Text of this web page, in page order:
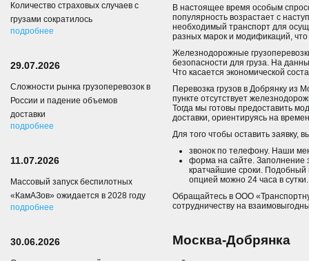
В настоящее время особым
популярность возрастает с
необходимый транспорт для
разных марок и модификаций, что
Железнодорожные
безопасности для груза. На
Что касается экономической
Перевозка грузов в Добрянку из
пункте отсутствует
Тогда мы готовы предоставить
доставки, ориентируясь на
Для того чтобы оставить заявку,
звонок по телефону. Наши
форма на сайте. Заполнение
кратчайшие сроки. Подобный
опцией можно 24 часа в сутки.
Обращайтесь в ООО
сотрудничеству на
Москва-Добрянка
Количество страховых случаев с
грузами сократилось
подробнее
29.07.2026
Сложности рынка грузоперевозок в
России и падение объемов
доставки
подробнее
11.07.2026
Массовый запуск беспилотных
«КамАЗов» ожидается в 2028 году
подробнее
30.06.2026